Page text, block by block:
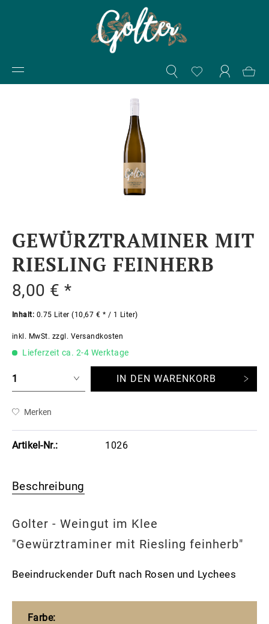
GEWÜRZTRAMINER MIT
RIESLING FEINHERB
8,00 € *
Inhalt: 0.75 Liter (10,67 € * / 1 Liter)
inkl. MwSt. zzgl. Versandkosten
Lieferzeit ca. 2-4 Werktage
IN DEN WARENKORB
Merken
Artikel-Nr.: 1026
Beschreibung
Golter - Weingut im Klee
"Gewürztraminer mit Riesling feinherb"
Beeindruckender Duft nach Rosen und Lychees
Farbe: